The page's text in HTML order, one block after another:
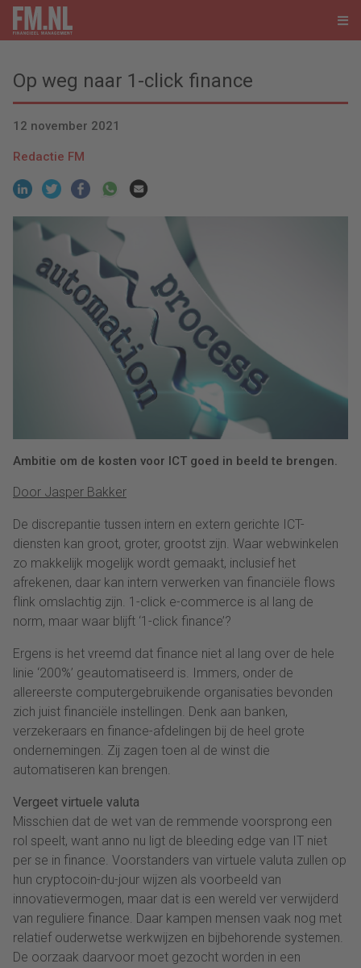
Op weg naar 1-click finance
12 november 2021
Redactie FM
Ambitie om de kosten voor ICT goed in beeld te brengen.
Door Jasper Bakker
De discrepantie tussen intern en extern gerichte ICT-
diensten kan groot, groter, grootst zijn. Waar webwinkelen
zo makkelijk mogelijk wordt gemaakt, inclusief het
afrekenen, daar kan intern verwerken van financiële flows
flink omslachtig zijn. 1-click e-commerce is al lang de
norm, maar waar blijft ‘1-click finance’?
Ergens is het vreemd dat finance niet al lang over de hele
linie ‘200%’ geautomatiseerd is. Immers, onder de
allereerste computergebruikende organisaties bevonden
zich juist financiële instellingen. Denk aan banken,
verzekeraars en finance-afdelingen bij de heel grote
ondernemingen. Zij zagen toen al de winst die
automatiseren kan brengen.
Vergeet virtuele valuta
Misschien dat de wet van de remmende voorsprong een
rol speelt, want anno nu ligt de bleeding edge van IT niet
per se in finance. Voorstanders van virtuele valuta zullen op
hun cryptocoin-du-jour wijzen als voorbeeld van
innovatievermogen, maar dat is een wereld ver verwijderd
van reguliere finance. Daar kampen mensen vaak nog met
relatief ouderwetse werkwijzen en bijbehorende systemen.
De oorzaak daarvoor moet gezocht worden in een